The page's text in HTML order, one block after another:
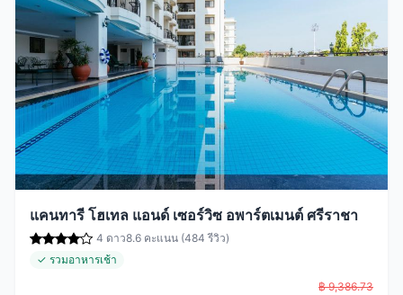
แคนทารี โฮเทล แอนด์ เซอร์วิซ อพาร์ตเมนต์ ศรีราชา
4 ดาว8.6 คะแนน (484 รีวิว)
✓ รวมอาหารเช้า
฿ 9,386.73